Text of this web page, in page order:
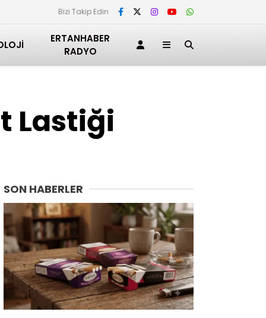
Bizi Takip Edin
ERTANHABER
RADYO
Lastiği
SON HABERLER
Adana